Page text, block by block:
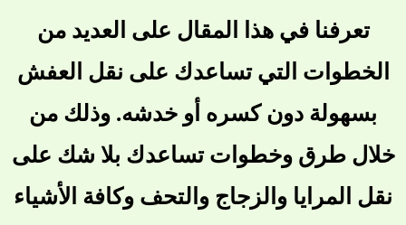
تعرفنا في هذا المقال على العديد من
الخطوات التي تساعدك على نقل العفش
بسهولة دون كسره أو خدشه. وذلك من
خلال طرق وخطوات تساعدك بلا شك على
نقل المرايا والزجاج والتحف وكافة الأشياء